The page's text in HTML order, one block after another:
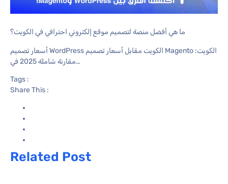
ما هي أفضل منصة لتصميم موقع إلكتروني احترافي في الكويت؟
أسعار تصميم WordPress الكويت مقابل أسعار تصميم Magento الكويت:
مقارنة شاملة 2025 في…
Tags :
Share This :
Related Post